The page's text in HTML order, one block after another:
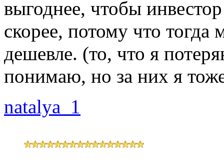
выгоднее, чтобы
скорее, потому что тогда
дешевле. (то, что я
понимаю, но за них я
natalya_1